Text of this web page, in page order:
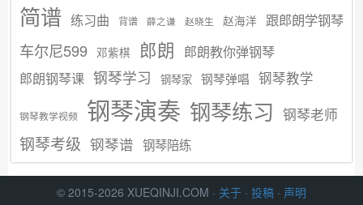
简谱 练习曲 背谱 薛之谦 赵晓生 赵海洋 跟郎朗学钢琴
车尔尼599 邓紫棋 郎朗 郎朗教你弹钢琴
郎朗钢琴课 钢琴学习 钢琴家 钢琴弹唱 钢琴教学
钢琴教学视频 钢琴演奏 钢琴练习 钢琴老师
钢琴考级 钢琴谱 钢琴陪练
© 2015-2026 XUEQINJI.COM · 关于 · 投稿 · 声明